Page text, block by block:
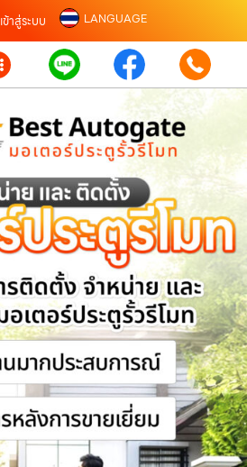
เข้าสู่ระบบ LANGUAGE